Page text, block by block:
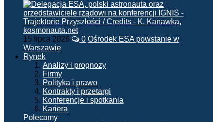
15 lipca 2026 0 Ośrodek ESA powstanie w
Warszawie
Rynek
Analizy i prognozy
Firmy
Polityka i prawo
Kontrakty i przetargi
Konferencje i spotkania
Kariera
Polecamy